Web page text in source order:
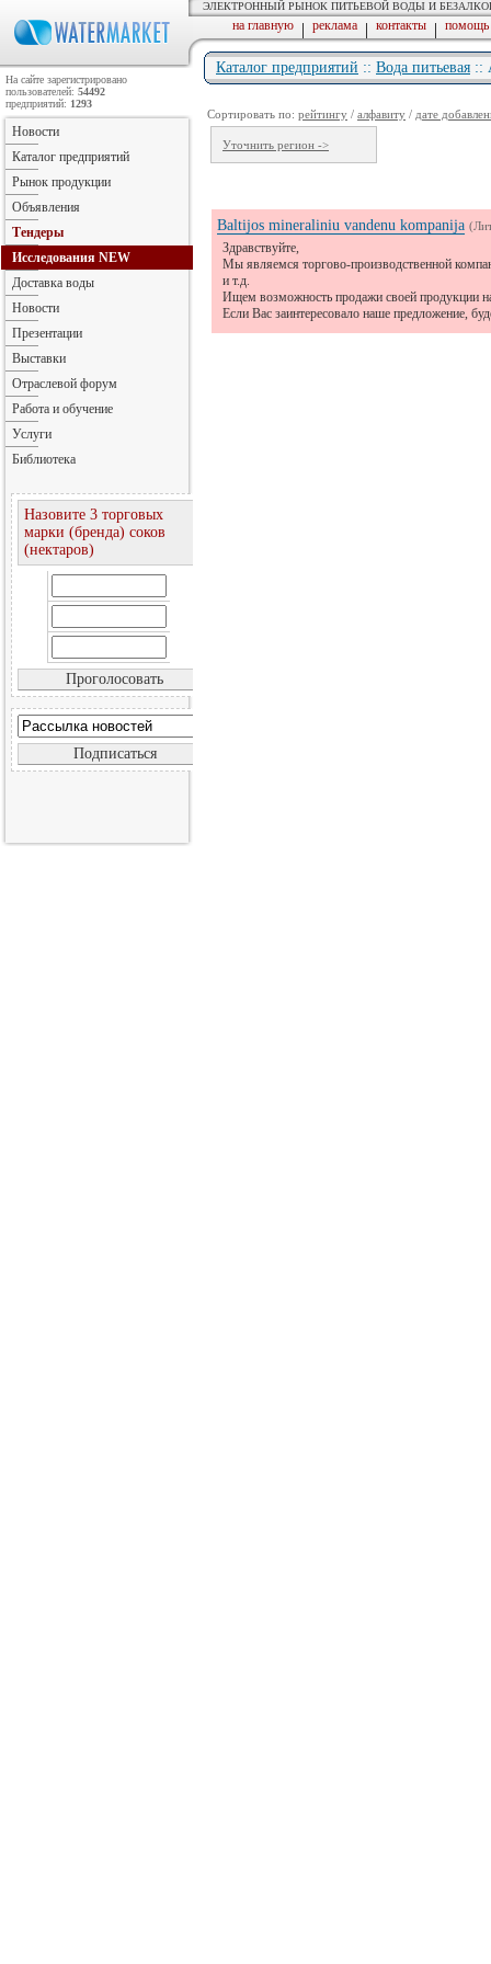
ЭЛЕКТРОННЫЙ РЫНОК ПИТЬЕВОЙ ВОДЫ И
на главную | реклама | контакты | помощь
Каталог предприятий :: Вода питьевая ::
Сортировать по: рейтингу / алфавиту / дате
Уточнить регион ->
Baltijos mineraliniu vandenu kompanija
Здравствуйте,
Мы являемся торгово-производственной
и т.д.
Ищем возможность продажи своей продукции
Если Вас заинтересовало наше предложение,
На сайте зарегистрировано
пользователей: 54492
предприятий: 1293
Новости
Каталог предприятий
Рынок продукции
Объявления
Тендеры
Исследования NEW
Доставка воды
Новости
Презентации
Выставки
Отраслевой форум
Работа и обучение
Услуги
Библиотека
Назовите 3 торговых
марки (бренда) соков
(нектаров)